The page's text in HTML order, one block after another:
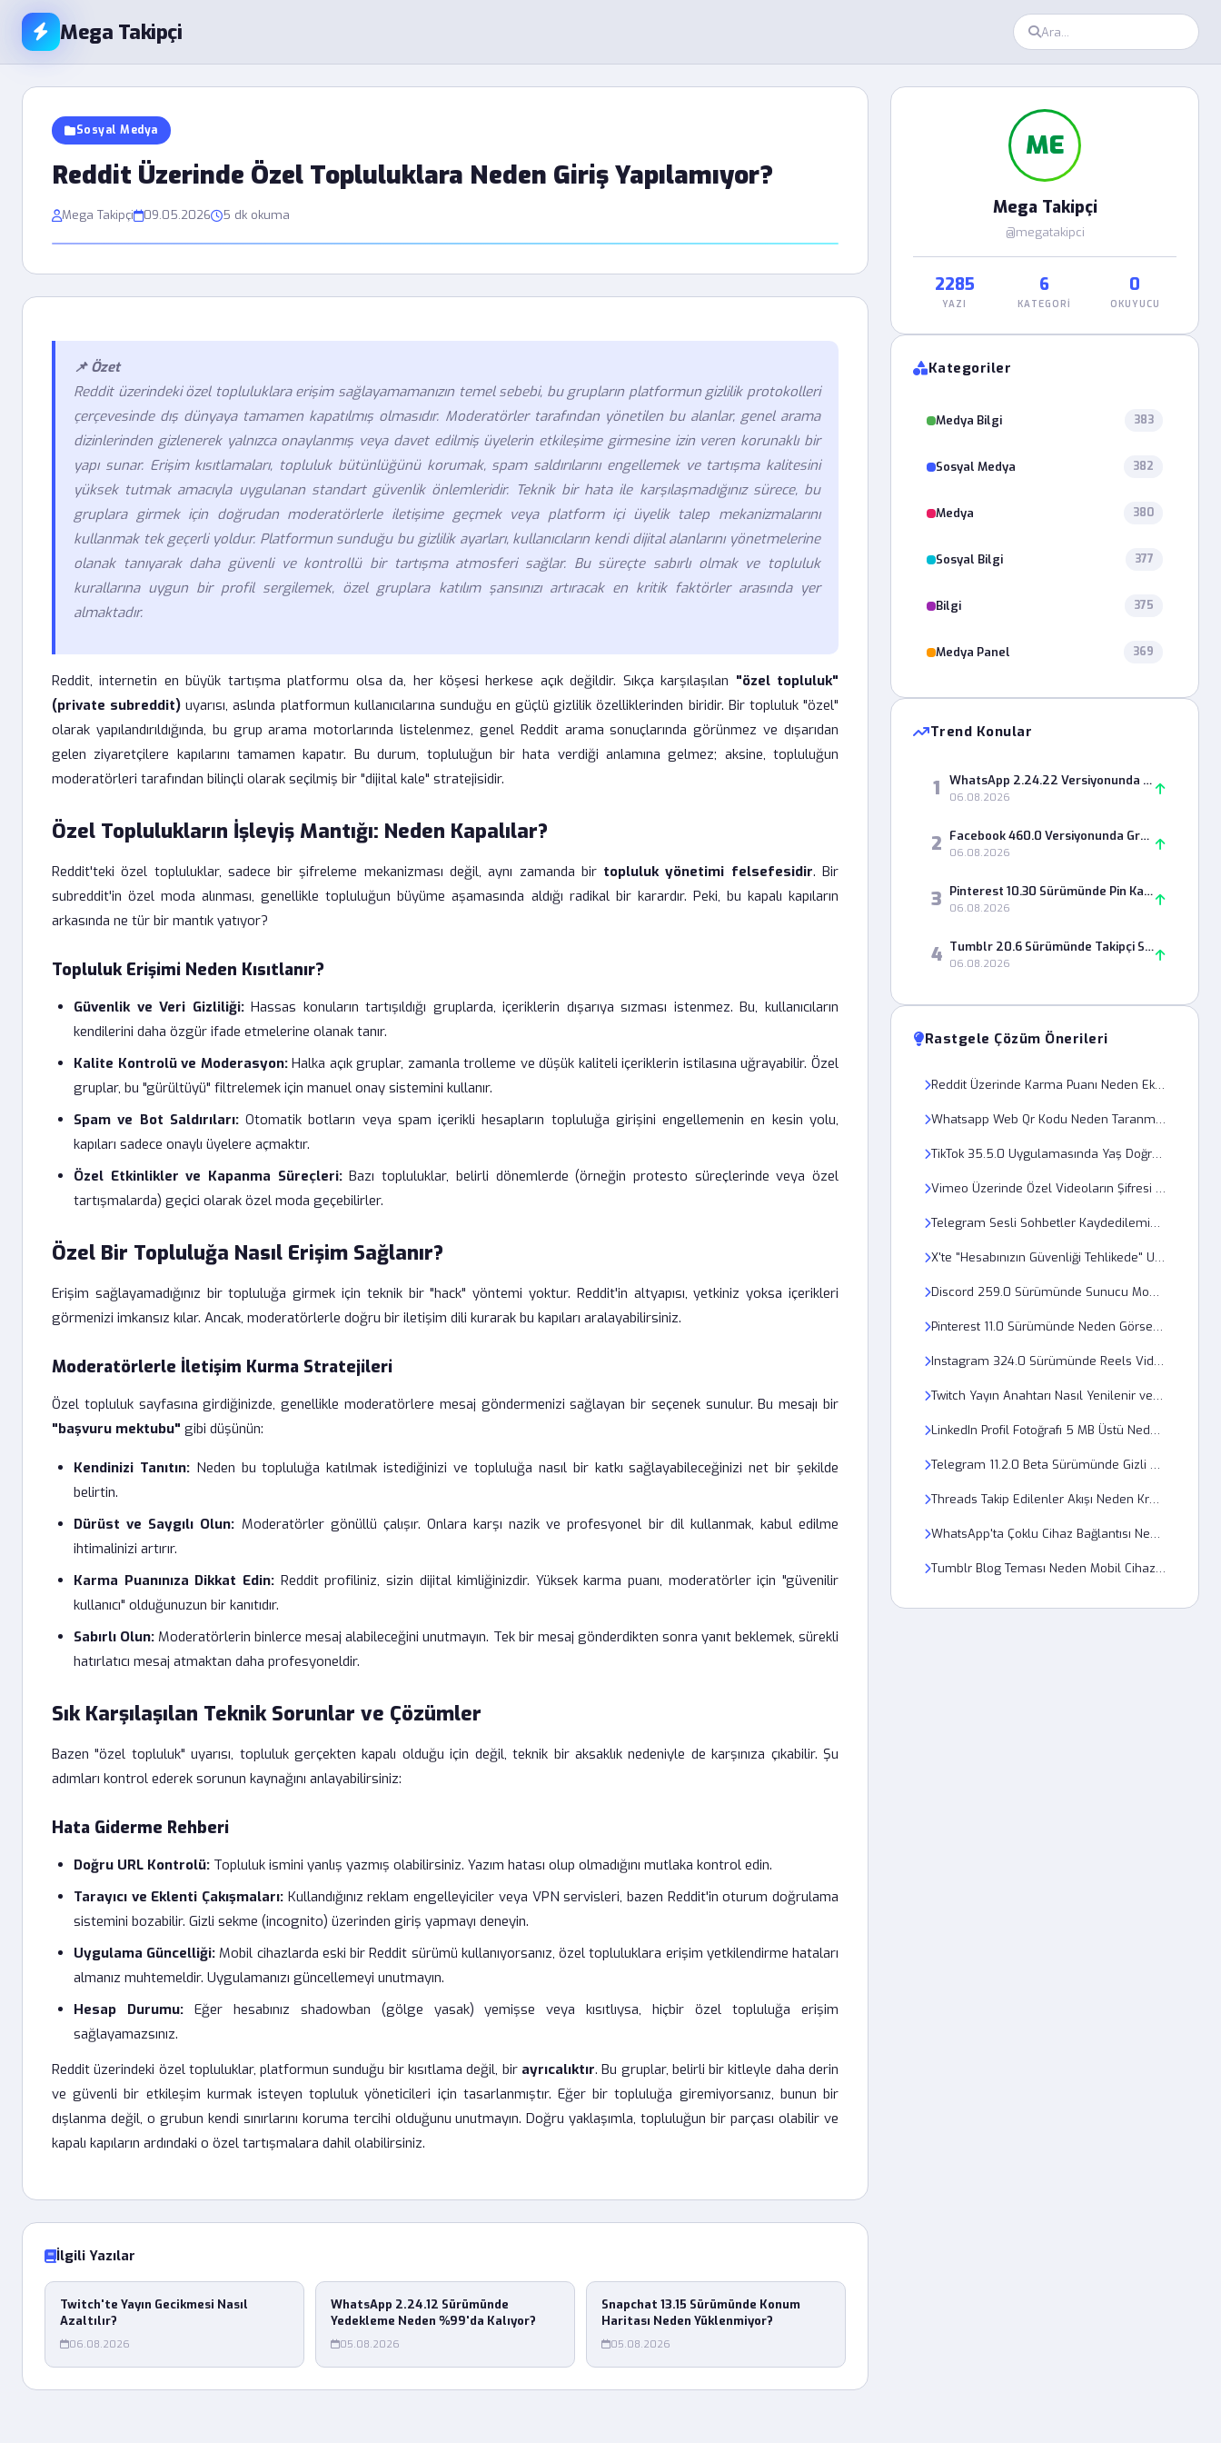
Mega Takipçi
Sosyal Medya
Reddit Üzerinde Özel Topluluklara Neden Giriş Yapılamıyor?
Mega Takipçi 09.05.2026 5 dk okuma
📌 Özet
Reddit üzerindeki özel topluluklara erişim sağlayamamanızın temel sebebi, bu grupların platformun gizlilik protokolleri
çerçevesinde dış dünyaya tamamen kapatılmış olmasıdır. Moderatörler tarafından yönetilen bu alanlar, genel arama
dizinlerinden gizlenerek yalnızca onaylanmış veya davet edilmiş üyelerin etkileşime girmesine izin veren korunaklı bir
yapı sunar. Erişim kısıtlamaları, topluluk bütünlüğünü korumak, spam saldırılarını engellemek ve tartışma kalitesini
yüksek tutmak amacıyla uygulanan standart güvenlik önlemleridir. Teknik bir hata ile karşılaşmadığınız sürece, bu
gruplara girmek için doğrudan moderatörlerle iletişime geçmek veya platform içi üyelik talep mekanizmalarını
kullanmak tek geçerli yoldur. Platformun sunduğu bu gizlilik ayarları, kullanıcıların kendi dijital alanlarını yönetmelerine
olanak tanıyarak daha güvenli ve kontrollü bir tartışma atmosferi sağlar. Bu süreçte sabırlı olmak ve topluluk
kurallarına uygun bir profil sergilemek, özel gruplara katılım şansınızı artıracak en kritik faktörler arasında yer
almaktadır.
Reddit, internetin en büyük tartışma platformu olsa da, her köşesi herkese açık değildir. Sıkça karşılaşılan "özel topluluk"
(private subreddit) uyarısı, aslında platformun kullanıcılarına sunduğu en güçlü gizlilik özelliklerinden biridir. Bir topluluk "özel"
olarak yapılandırıldığında, bu grup arama motorlarında listelenmez, genel Reddit arama sonuçlarında görünmez ve dışarıdan
gelen ziyaretçilere kapılarını tamamen kapatır. Bu durum, topluluğun bir hata verdiği anlamına gelmez; aksine, topluluğun
moderatörleri tarafından bilinçli olarak seçilmiş bir "dijital kale" stratejisidir.
Özel Toplulukların İşleyiş Mantığı: Neden Kapalılar?
Reddit'teki özel topluluklar, sadece bir şifreleme mekanizması değil, aynı zamanda bir topluluk yönetimi felsefesidir. Bir
subreddit'in özel moda alınması, genellikle topluluğun büyüme aşamasında aldığı radikal bir karardır. Peki, bu kapalı kapıların
arkasında ne tür bir mantık yatıyor?
Topluluk Erişimi Neden Kısıtlanır?
Güvenlik ve Veri Gizliliği:Hassas konuların tartışıldığı gruplarda, içeriklerin dışarıya sızması istenmez. Bu, kullanıcıların
kendilerini daha özgür ifade etmelerine olanak tanır.
Kalite Kontrolü ve Moderasyon:Halka açık gruplar, zamanla trolleme ve düşük kaliteli içeriklerin istilasına uğrayabilir. Özel
gruplar, bu "gürültüyü" filtrelemek için manuel onay sistemini kullanır.
Spam ve Bot Saldırıları:Otomatik botların veya spam içerikli hesapların topluluğa girişini engellemenin en kesin yolu,
kapıları sadece onaylı üyelere açmaktır.
Özel Etkinlikler ve Kapanma Süreçleri:Bazı topluluklar, belirli dönemlerde (örneğin protesto süreçlerinde veya özel
tartışmalarda) geçici olarak özel moda geçebilirler.
Özel Bir Topluluğa Nasıl Erişim Sağlanır?
Erişim sağlayamadığınız bir topluluğa girmek için teknik bir "hack" yöntemi yoktur. Reddit'in altyapısı, yetkiniz yoksa içerikleri
görmenizi imkansız kılar. Ancak, moderatörlerle doğru bir iletişim dili kurarak bu kapıları aralayabilirsiniz.
Moderatörlerle İletişim Kurma Stratejileri
Özel topluluk sayfasına girdiğinizde, genellikle moderatörlere mesaj göndermenizi sağlayan bir seçenek sunulur. Bu mesajı bir
"başvuru mektubu" gibi düşünün:
Kendinizi Tanıtın:Neden bu topluluğa katılmak istediğinizi ve topluluğa nasıl bir katkı sağlayabileceğinizi net bir şekilde
belirtin.
Dürüst ve Saygılı Olun: Moderatörler gönüllü çalışır. Onlara karşı nazik ve profesyonel bir dil kullanmak, kabul edilme
ihtimalinizi artırır.
Karma Puanınıza Dikkat Edin:Reddit profiliniz, sizin dijital kimliğinizdir. Yüksek karma puanı, moderatörler için "güvenilir
kullanıcı" olduğunuzun bir kanıtıdır.
Sabırlı Olun: Moderatörlerin binlerce mesaj alabileceğini unutmayın. Tek bir mesaj gönderdikten sonra yanıt beklemek, sürekli
hatırlatıcı mesaj atmaktan daha profesyoneldir.
Sık Karşılaşılan Teknik Sorunlar ve Çözümler
Bazen "özel topluluk" uyarısı, topluluk gerçekten kapalı olduğu için değil, teknik bir aksaklık nedeniyle de karşınıza çıkabilir. Şu
adımları kontrol ederek sorunun kaynağını anlayabilirsiniz:
Hata Giderme Rehberi
Doğru URL Kontrolü: Topluluk ismini yanlış yazmış olabilirsiniz. Yazım hatası olup olmadığını mutlaka kontrol edin.
Tarayıcı ve Eklenti Çakışmaları: Kullandığınız reklam engelleyiciler veya VPN servisleri, bazen Reddit'in oturum doğrulama
sistemini bozabilir. Gizli sekme (incognito) üzerinden giriş yapmayı deneyin.
Uygulama Güncelliği: Mobil cihazlarda eski bir Reddit sürümü kullanıyorsanız, özel topluluklara erişim yetkilendirme hataları
almanız muhtemeldir. Uygulamanızı güncellemeyi unutmayın.
Hesap Durumu:Eğer hesabınız shadowban (gölge yasak) yemişse veya kısıtlıysa, hiçbir özel topluluğa erişim
sağlayamazsınız.
Reddit üzerindeki özel topluluklar, platformun sunduğu bir kısıtlama değil, bir ayrıcalıktır. Bu gruplar, belirli bir kitleyle daha derin
ve güvenli bir etkileşim kurmak isteyen topluluk yöneticileri için tasarlanmıştır. Eğer bir topluluğa giremiyorsanız, bunun bir
dışlanma değil, o grubun kendi sınırlarını koruma tercihi olduğunu unutmayın. Doğru yaklaşımla, topluluğun bir parçası olabilir ve
kapalı kapıların ardındaki o özel tartışmalara dahil olabilirsiniz.
İlgili Yazılar
Twitch'te Yayın Gecikmesi Nasıl
Azaltılır?
06.08.2026
WhatsApp 2.24.12 Sürümünde
Yedekleme Neden %99'da Kalıyor?
05.08.2026
Snapchat 13.15 Sürümünde Konum
Haritası Neden Yüklenmiyor?
05.08.2026
ME
Mega Takipçi
@megatakipci
2285
YAZI
6
KATEGORI
0
OKUYUCU
Kategoriler
Medya Bilgi 383
Sosyal Medya 382
Medya 380
Sosyal Bilgi 377
Bilgi 375
Medya Panel 369
Trend Konular
1 WhatsApp 2.24.22 Versiyonunda Durum Paylaşımı Neden Hata Veriyor?
06.08.2026
2 Facebook 460.0 Versiyonunda Grup Paylaşımları Neden Görünmüyor?
06.08.2026
3 Pinterest 10.30 Sürümünde Pin Kaydetme Hatası Nasıl Çözülür?
06.08.2026
4 Tumblr 20.6 Sürümünde Takipçi Sayısı Neden Yanlış Görünüyor?
06.08.2026
Rastgele Çözüm Önerileri
Reddit Üzerinde Karma Puanı Neden Eksiye Düşüyor?
Whatsapp Web Qr Kodu Neden Taranmıyor?
TikTok 35.5.0 Uygulamasında Yaş Doğrulama Hatası Nasıl Çözülür?
Vimeo Üzerinde Özel Videoların Şifresi Neden Geçersiz Görünüyor?
Telegram Sesli Sohbetler Kaydedilemiyor mu?
X'te "Hesabınızın Güvenliği Tehlikede" Uyarısı Nasıl Kaldırılır?
Discord 259.0 Sürümünde Sunucu Moderasyon Ayarları Nasıl Yapılır?
Pinterest 11.0 Sürümünde Neden Görsel Yükleme Başarısız Oluyor?
Instagram 324.0 Sürümünde Reels Videoları Neden Siyah Ekranda Açılıyor?
Twitch Yayın Anahtarı Nasıl Yenilenir ve Bulunur?
LinkedIn Profil Fotoğrafı 5 MB Üstü Neden Yüklenmiyor?
Telegram 11.2.0 Beta Sürümünde Gizli Sohbetler Neden Açılmıyor?
Threads Takip Edilenler Akışı Neden Kronolojik Değil?
WhatsApp'ta Çoklu Cihaz Bağlantısı Neden Sürekli Kopuyor?
Tumblr Blog Teması Neden Mobil Cihazlarda Kayıyor?